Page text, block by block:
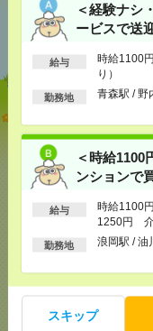
＜経験ナシ
ービスで送
給与
時給1100
り）
勤務地 青森駅 / 野
＜時給1100
ンションで
給与
時給1100
1250円
日払いOK
勤務地 浪岡駅 / 油
スキップ
あなたの
送迎や見守りなど
[給 与]
時給1100円～ ■
[交通費]交通費全額支給
（規定あり） ■無料駐
[勤務地]青森駅 /野内駅 /
[給 与]時給1100円 有